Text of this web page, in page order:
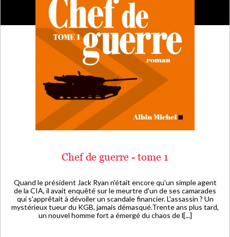
Chef de guerre - tome 1
Quand le président Jack Ryan n'était encore qu'un simple agent
de la CIA, il avait enquêté sur le meurtre d'un de ses camarades
qui s'apprêtait à dévoiler un scandale financier. L'assassin ? Un
mystérieux tueur du KGB, jamais démasqué.Trente ans plus tard,
un nouvel homme fort a émergé du chaos de l[...]